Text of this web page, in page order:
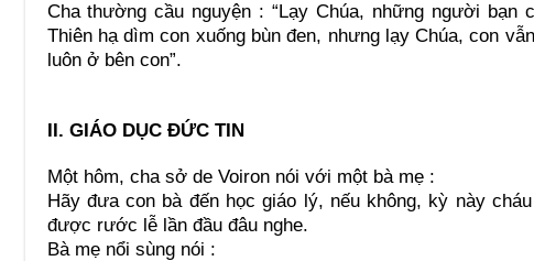
Cha thường cầu nguyện : “Lạy Chúa, những người bạn
Thiên hạ dìm con xuống bùn đen, nhưng lạy Chúa, con
luôn ở bên con”.
II. GIÁO DỤC ĐỨC TIN
Một hôm, cha sở de Voiron nói với một bà mẹ :
Hãy đưa con bà đến học giáo lý, nếu không, kỳ này
được rước lễ lần đầu đâu nghe.
Bà mẹ nổi sùng nói :